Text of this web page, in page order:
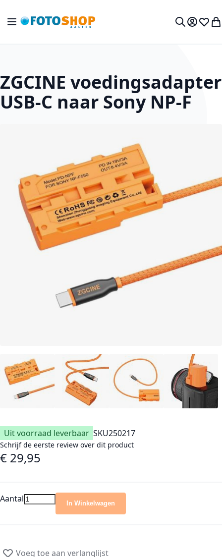
Toggle Nav
Mijn
ZGCINE voedingsadapter
USB-C naar Sony NP-F
Uit voorraad leverbaar SKU250217
Schrijf de eerste review over dit product
€ 29,95
Aantal In Winkelwagen
Voeg toe aan verlanglijst